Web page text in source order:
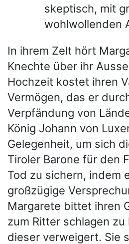
skeptisch, mit
wohlwollenden
In ihrem Zelt hört
Knechte über ihr
Hochzeit kostet ihren
Vermögen, das er
Verpfändung von
König Johann von
Gelegenheit, um sich
Tiroler Barone für den
Tod zu sichern, indem
großzügige
Margarete bittet ihren
zum Ritter schlagen zu
dieser verweigert. Sie